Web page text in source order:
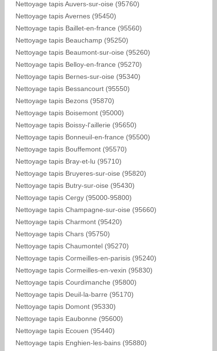
Nettoyage tapis Auvers-sur-oise (95760)
Nettoyage tapis Avernes (95450)
Nettoyage tapis Baillet-en-france (95560)
Nettoyage tapis Beauchamp (95250)
Nettoyage tapis Beaumont-sur-oise (95260)
Nettoyage tapis Belloy-en-france (95270)
Nettoyage tapis Bernes-sur-oise (95340)
Nettoyage tapis Bessancourt (95550)
Nettoyage tapis Bezons (95870)
Nettoyage tapis Boisemont (95000)
Nettoyage tapis Boissy-l'aillerie (95650)
Nettoyage tapis Bonneuil-en-france (95500)
Nettoyage tapis Bouffemont (95570)
Nettoyage tapis Bray-et-lu (95710)
Nettoyage tapis Bruyeres-sur-oise (95820)
Nettoyage tapis Butry-sur-oise (95430)
Nettoyage tapis Cergy (95000-95800)
Nettoyage tapis Champagne-sur-oise (95660)
Nettoyage tapis Charmont (95420)
Nettoyage tapis Chars (95750)
Nettoyage tapis Chaumontel (95270)
Nettoyage tapis Cormeilles-en-parisis (95240)
Nettoyage tapis Cormeilles-en-vexin (95830)
Nettoyage tapis Courdimanche (95800)
Nettoyage tapis Deuil-la-barre (95170)
Nettoyage tapis Domont (95330)
Nettoyage tapis Eaubonne (95600)
Nettoyage tapis Ecouen (95440)
Nettoyage tapis Enghien-les-bains (95880)